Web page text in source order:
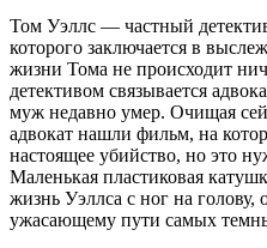
Том Уэллс — частный
которого заключается в
жизни Тома не происходит
детективом связывается
муж недавно умер. Очищая
адвокат нашли фильм, на
настоящее убийство, но это
Маленькая пластиковая
жизнь Уэллса с ног на голову,
ужасающему пути самых